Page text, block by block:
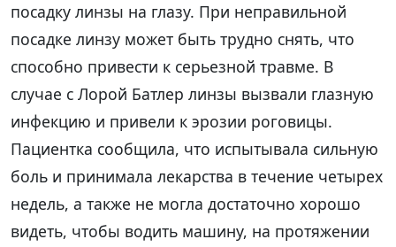
посадку линзы на глазу. При неправильной
посадке линзу может быть трудно снять, что
способно привести к серьезной травме. В
случае с Лорой Батлер линзы вызвали глазную
инфекцию и привели к эрозии роговицы.
Пациентка сообщила, что испытывала сильную
боль и принимала лекарства в течение четырех
недель, а также не могла достаточно хорошо
видеть, чтобы водить машину, на протяжении